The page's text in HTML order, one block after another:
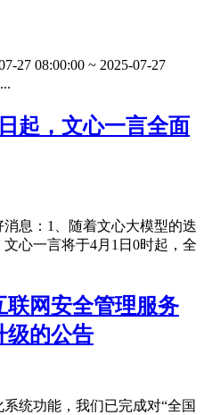
27 08:00:00 ~ 2025-07-27
起，文心一言全面
息：1、随着文心大模型的迭
心一言将于4月1日0时起，全
联网安全管理服务
级的公告
统功能，我们已完成对“全国